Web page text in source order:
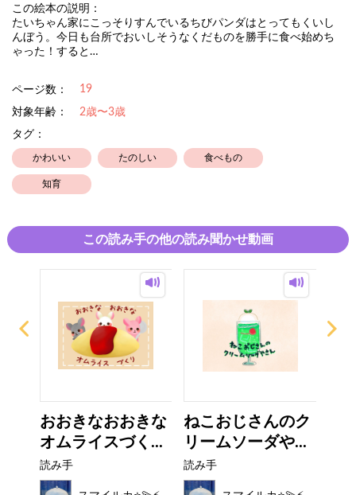
この絵本の説明：
たいちゃん家にこっそりすんでいるちびパンダはとってもくいし
んぼう。今日も台所でおいしそうなくだものを勝手に食べ始めち
ゃった！すると…
ページ数： 19
対象年齢：
2歳〜3歳
タグ：
かわいい たのしい 食べもの
知育
この読み手の他の読み聞かせ動画
おおきなおおきな
オムライスづく...
読み手
ねこおじさんのク
リームソーダや...
読み手